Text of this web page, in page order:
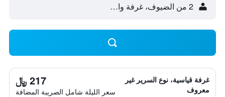
2 من الضيوف، غرفة واحدة
غرفة قياسية، نوع السرير غير
معروف
217 ﷼
سعر الليلة شامل الصريبة المضافة